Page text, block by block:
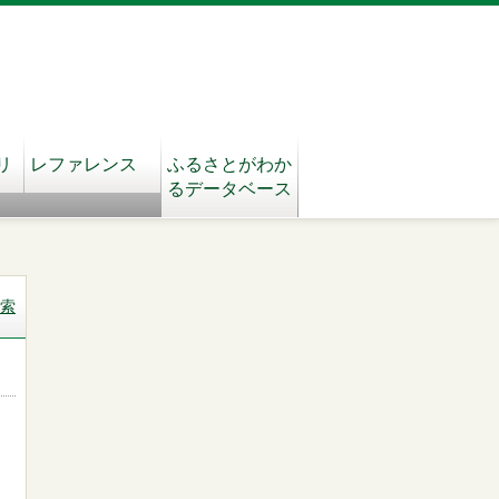
レファレンス
ふるさとがわか
るデータベース